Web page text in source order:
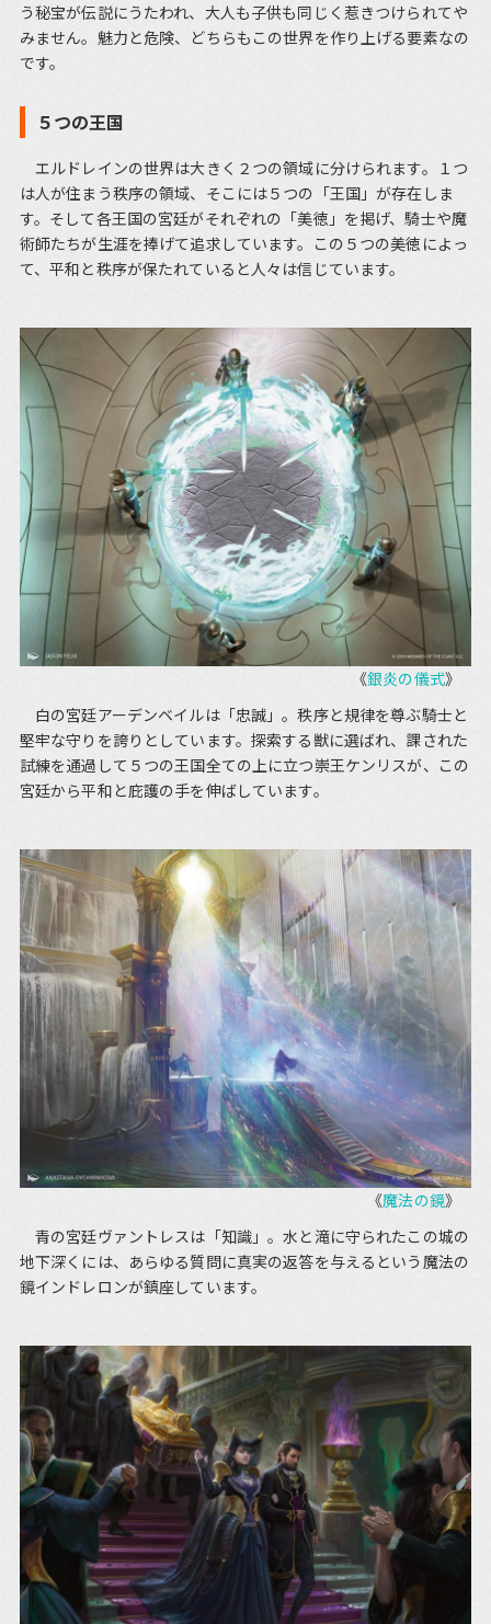
う秘宝が伝説にうたわれ、大人も子供も同じく惹きつけられてや
みません。魅力と危険、どちらもこの世界を作り上げる要素なの
です。
５つの王国
エルドレインの世界は大きく２つの領域に分けられます。１つ
は人が住まう秩序の領域、そこには５つの「王国」が存在しま
す。そして各王国の宮廷がそれぞれの「美徳」を掲げ、騎士や魔
術師たちが生涯を捧げて追求しています。この５つの美徳によっ
て、平和と秩序が保たれていると人々は信じています。
《銀炎の儀式》
白の宮廷アーデンベイルは「忠誠」。秩序と規律を尊ぶ騎士と
堅牢な守りを誇りとしています。探索する獣に選ばれ、課された
試練を通過して５つの王国全ての上に立つ崇王ケンリスが、この
宮廷から平和と庇護の手を伸ばしています。
《魔法の鏡》
青の宮廷ヴァントレスは「知識」。水と滝に守られたこの城の
地下深くには、あらゆる質問に真実の返答を与えるという魔法の
鏡インドレロンが鎮座しています。